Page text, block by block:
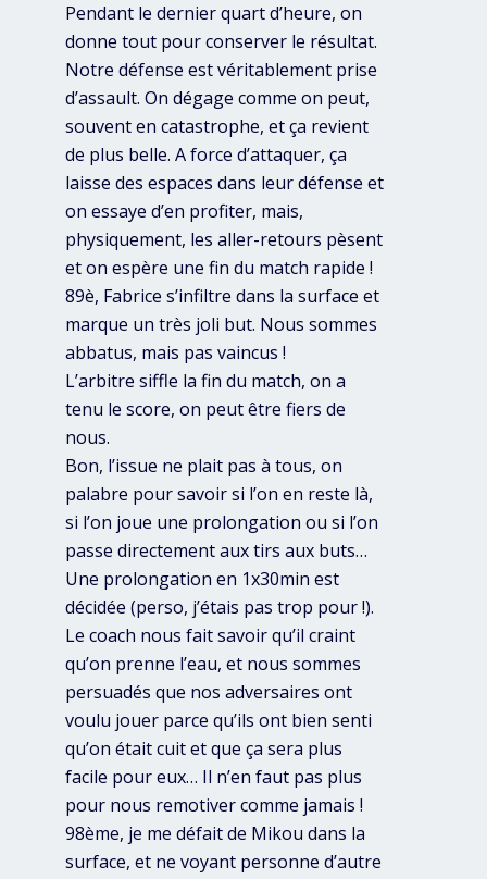
Pendant le dernier quart d’heure, on
donne tout pour conserver le résultat.
Notre défense est véritablement prise
d’assault. On dégage comme on peut,
souvent en catastrophe, et ça revient
de plus belle. A force d’attaquer, ça
laisse des espaces dans leur défense et
on essaye d’en profiter, mais,
physiquement, les aller-retours pèsent
et on espère une fin du match rapide !
89è, Fabrice s’infiltre dans la surface et
marque un très joli but. Nous sommes
abbatus, mais pas vaincus !
L’arbitre siffle la fin du match, on a
tenu le score, on peut être fiers de
nous.
Bon, l’issue ne plait pas à tous, on
palabre pour savoir si l’on en reste là,
si l’on joue une prolongation ou si l’on
passe directement aux tirs aux buts…
Une prolongation en 1x30min est
décidée (perso, j’étais pas trop pour !).
Le coach nous fait savoir qu’il craint
qu’on prenne l’eau, et nous sommes
persuadés que nos adversaires ont
voulu jouer parce qu’ils ont bien senti
qu’on était cuit et que ça sera plus
facile pour eux… Il n’en faut pas plus
pour nous remotiver comme jamais !
98ème, je me défait de Mikou dans la
surface, et ne voyant personne d’autre